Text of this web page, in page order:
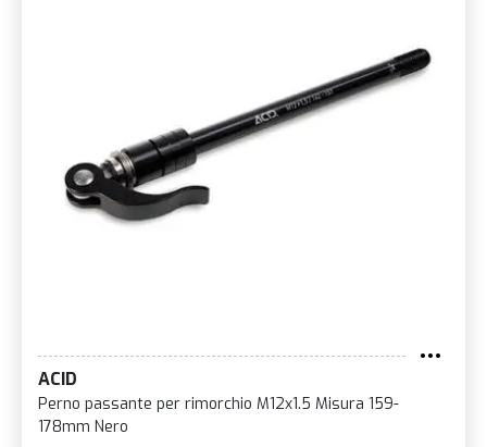
ACID
Perno passante per rimorchio M12x1.5 Misura 159-
178mm Nero